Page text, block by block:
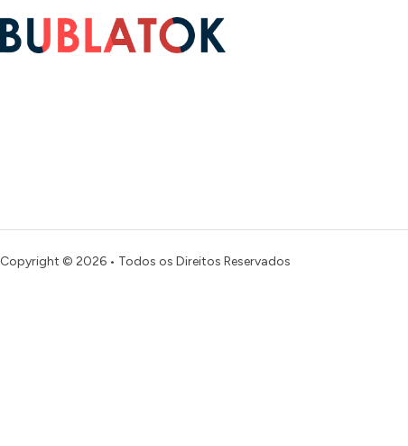
Copyright © 2026 • Todos os Direitos Reservados